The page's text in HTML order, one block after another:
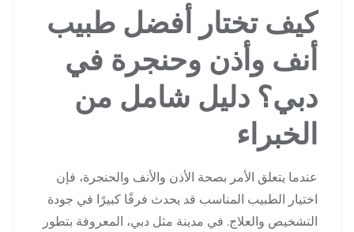
كيف تختار أفضل طبيب
أنف وأذن وحنجرة في
دبي؟ دليل شامل من
الخبراء
عندما يتعلق الأمر بصحة الأذن والأنف والحنجرة، فإن
اختيار الطبيب المناسب قد يحدث فرقًا كبيرًا في جودة
التشخيص والعلاج. في مدينة مثل دبي، المعروفة بتطور